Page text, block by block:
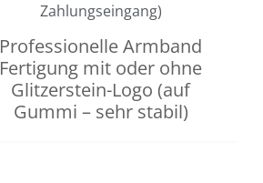
Zahlungseingang)
Professionelle Armband
Fertigung mit oder ohne
Glitzerstein-Logo (auf
Gummi – sehr stabil)